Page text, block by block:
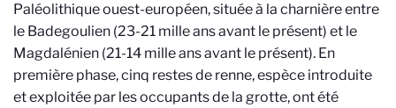
Paléolithique ouest-européen, située à la charnière entre
le Badegoulien (23-21 mille ans avant le présent) et le
Magdalénien (21-14 mille ans avant le présent). En
première phase, cinq restes de renne, espèce introduite
et exploitée par les occupants de la grotte, ont été